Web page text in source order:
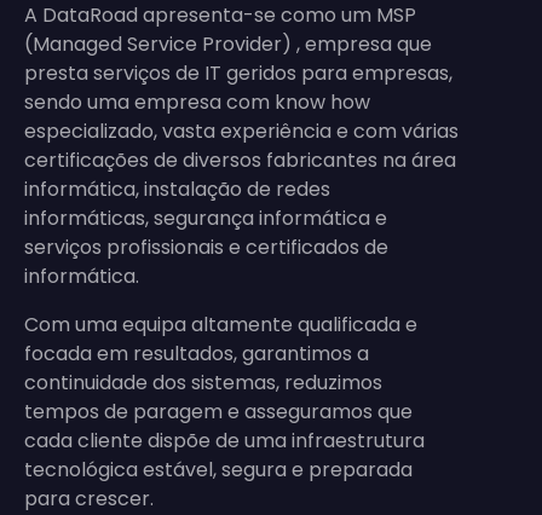
A DataRoad apresenta-se como um MSP
(Managed Service Provider) , empresa que
presta serviços de IT geridos para empresas,
sendo uma empresa com know how
especializado, vasta experiência e com várias
certificações de diversos fabricantes na área
informática, instalação de redes
informáticas, segurança informática e
serviços profissionais e certificados de
informática.
Com uma equipa altamente qualificada e
focada em resultados, garantimos a
continuidade dos sistemas, reduzimos
tempos de paragem e asseguramos que
cada cliente dispõe de uma infraestrutura
tecnológica estável, segura e preparada
para crescer.